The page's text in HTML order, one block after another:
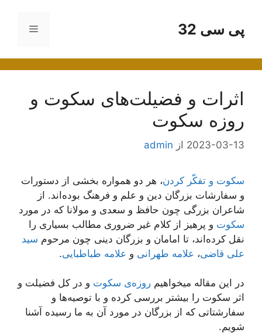
محتواپی سی 32 فهرست
اثرات و فضیلت‌های سکوت و
روزه سکوت
2023-03-13 از admin
سکوت و تفکّر کردن، هر دو همواره بخشی از دستورات
و سفارشات بزرگان دین و علم و فرهنگ بوده‌اند. از
شاعران بزرگی چون حافظ و سعدی و مولانا که در مورد
سکوت و پرهیز از کلام غیر ضروری مطالب بسیاری را
نقل کرده‌اند، تا امامان و بزرگان دینی چون مرحوم سید
علی قاضی، علامه طهرانی و علامه طباطبایی.
در این مقاله میخواهیم روزه‌ی سکوت و در کل فضیلت و
اثر سکوت را بیشتر بررسی کرده و با توصیه‌ها و
سفارشتاتی که از بزرگان در مورد آن به ما رسیده آشنا
شویم.